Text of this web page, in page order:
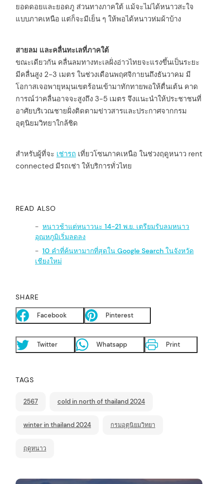
ยอดดอยและยอดภู ส่วนทางภาคใต้ แม้จะไม่ได้หนาวสะใจ
แบบภาคเหนือ แต่ก็จะมีเย็น ๆ ให้พอได้หนาวห่มผ้าบ้าง
สายลม และคลื่นทะเลที่ภาคใต้
ขณะเดียวกัน คลื่นลมทางทะเลฝั่งอ่าวไทยจะแรงขึ้นเป็นระยะ
มีคลื่นสูง 2-3 เมตร ในช่วงเดือนพฤศจิกายนถึงธันวาคม มี
โอกาสเจอพายุหมุนเขตร้อนเข้ามาทักทายพอให้ตื่นเต้น คาด
การณ์ว่าคลื่นอาจจะสูงถึง 3-5 เมตร จึงแนะนำให้ประชาชนที่
อาศัยบริเวณชายฝั่งติดตามข่าวสารและประกาศจากกรม
อุตุนิยมวิทยาใกล้ชิด
สำหรับผู้ที่จะ เช่ารถ เที่ยวโซนภาคเหนือ ในช่วงฤดูหนาว rent
connected มีรถเช่า ให้บริการทั่วไทย
READ ALSO
หนาวช้าแต่หนาวนะ 14-21 พ.ย. เตรียมรับลมหนาว
อุณหภูมิเริ่มลดลง
10 คำที่ค้นหามากที่สุดใน Google Search ในจังหวัด
เชียงใหม่
SHARE
Facebook Pinterest
Twitter Whatsapp Print
TAGS
2567 cold in north of thailand 2024
winter in thailand 2024 กรมอุตุนิยมวิทยา
ฤดูหนาว